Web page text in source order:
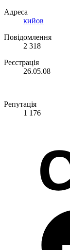
Адреса
кийов
Повідомлення
2 318
Реєстрація
26.05.08
Репутація
1 176